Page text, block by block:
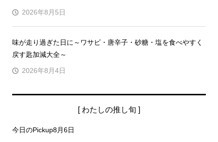
2026年8月5日
味が走り過ぎた日に～ワサビ・唐辛子・砂糖・塩を食べやすく
戻す匙加減大全～
2026年8月4日
[ わたしの推し旬 ]
今日のPickup8月6日